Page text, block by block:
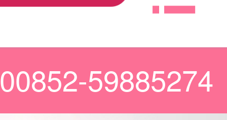
00852-59885274